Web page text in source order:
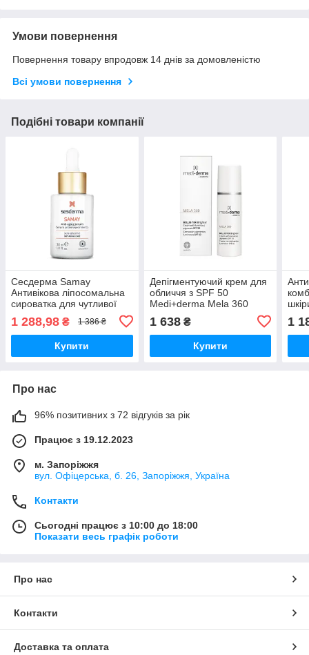
Умови повернення
Повернення товару впродовж 14 днів за домовленістю
Всі умови повернення
Подібні товари компанії
Сесдерма Samay
Антивікова ліпосомальна
сироватка для чутливої
шкіри SesDerma SAMAY
Anti-Aging Serum For
Sensitives, 30 мл
1 288,98 ₴ 1 386 ₴
Купити
Депігментуючий крем для
обличчя з SPF 50
Medi+derma Mela 360
мл
1 638₴
Купити
1
Про нас
96% позитивних з 72 відгуків за рік
Працює з 19.12.2023
м. Запоріжжя
вул. Офіцерська, б. 26, Запоріжжя, Україна
Контакти
Сьогодні працює з 10:00 до 18:00
Показати весь графік роботи
Про нас
Контакти
Доставка та оплата